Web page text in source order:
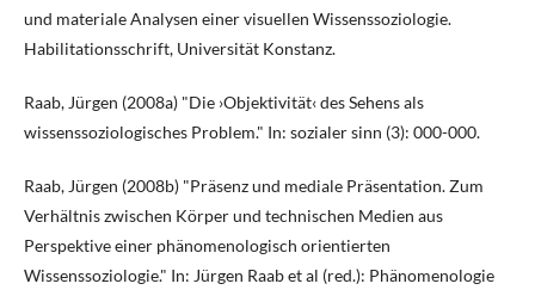
und materiale Analysen einer visuellen Wissenssoziologie.
Habilitationsschrift, Universität Konstanz.
Raab, Jürgen (2008a) "Die ›Objektivität‹ des Sehens als
wissenssoziologisches Problem." In: sozialer sinn (3): 000-000.
Raab, Jürgen (2008b) "Präsenz und mediale Präsentation. Zum
Verhältnis zwischen Körper und technischen Medien aus
Perspektive einer phänomenologisch orientierten
Wissenssoziologie." In: Jürgen Raab et al (red.): Phänomenologie